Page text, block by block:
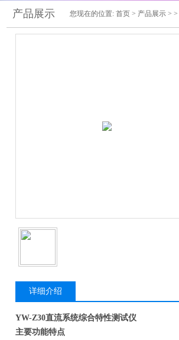
产品展示 您现在的位置: 首页 > 产品展示 > >
详细介绍
YW-Z30直流系统综合特性测试仪
主要功能特点